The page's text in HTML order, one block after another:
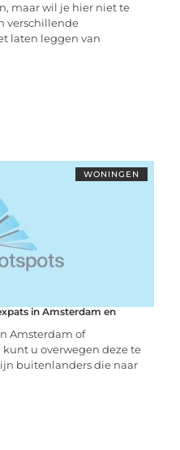
maar wil je hier niet te
verschillende
laten leggen van
WONINGEN
in Amsterdam en
Amsterdam of
u overwegen deze te
buitenlanders die naar